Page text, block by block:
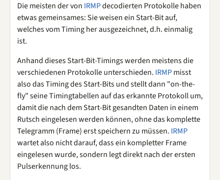
Die meisten der von IRMPdecodierten Protokolle haben
etwas gemeinsames: Sie weisen ein Start-Bit auf,
welches vom Timing her ausgezeichnet, d.h. einmalig
ist.
Anhand dieses Start-Bit-Timings werden meistens die
verschiedenen Protokolle unterschieden. IRMPmisst
also das Timing des Start-Bits und stellt dann "on-the-
fly" seine Timingtabellen auf das erkannte Protokoll um,
damit die nach dem Start-Bit gesandten Daten in einem
Rutsch eingelesen werden können, ohne das komplette
Telegramm (Frame) erst speichern zu müssen. IRMP
wartet also nicht darauf, dass ein kompletter Frame
eingelesen wurde, sondern legt direkt nach der ersten
Pulserkennung los.